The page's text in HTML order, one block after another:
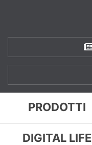
PRODOTTI
DIGITAL LIFE